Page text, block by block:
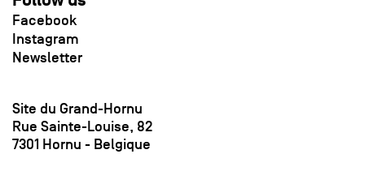
Facebook
Instagram
Newsletter
Site du Grand-Hornu
Rue Sainte-Louise, 82
7301 Hornu - Belgique